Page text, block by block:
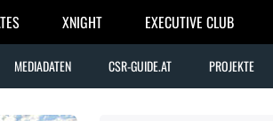
XNIGHT EXECUTIVE CLUB
MEDIADATEN CSR-GUIDE.AT PROJEKTE